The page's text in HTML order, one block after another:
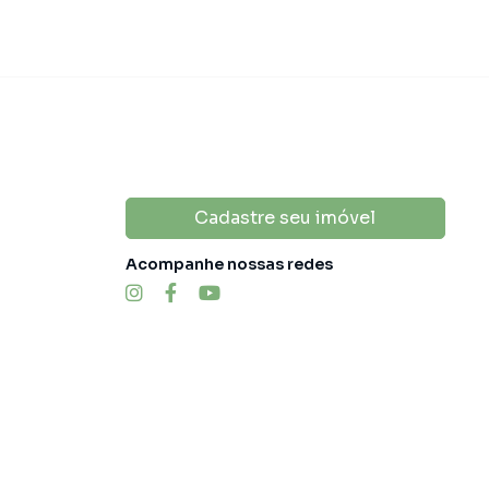
Cadastre seu imóvel
Acompanhe nossas redes